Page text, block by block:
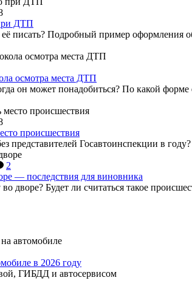
ДТП
писать? Подробный пример
осмотра места ДТП
он может понадобиться? По какой
происшествия
представителей Госавтоинспекции в
2
— последствия для виновника
дворе? Будет ли считаться такое
в 2026 году